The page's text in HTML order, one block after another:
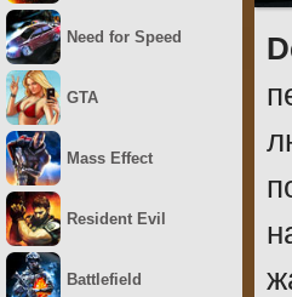
Need for Speed
GTA
Mass Effect
Resident Evil
Battlefield